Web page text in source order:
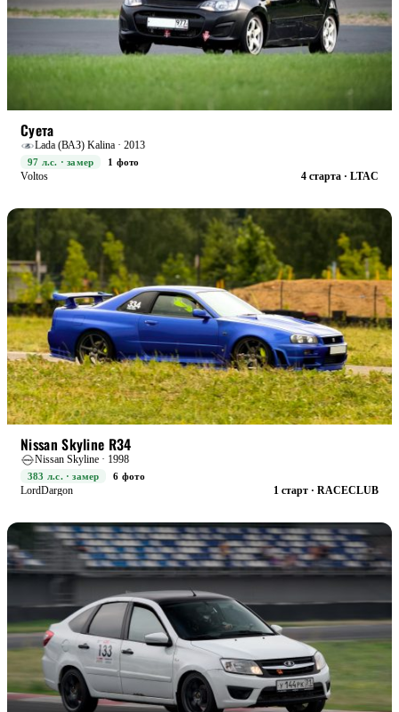
Суета
Lada (ВАЗ) Kalina · 2013
97 л.с. · замер
1 фото
Voltos
4 старта · LTAC
Nissan Skyline R34
Nissan Skyline · 1998
383 л.с. · замер
6 фото
LordDargon
1 старт · RACECLUB